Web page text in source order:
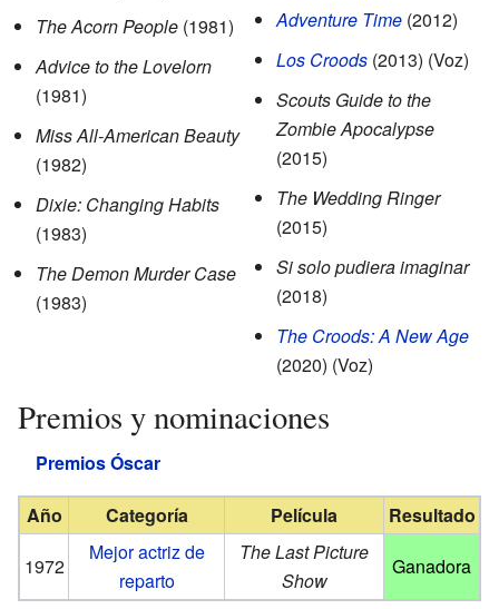
The Acorn People (1981)
Advice to the Lovelorn
(1981)
Miss All-American Beauty
(1982)
Dixie: Changing Habits
(1983)
The Demon Murder Case
(1983)
Adventure Time (2012)
Los Croods (2013) (Voz)
Scouts Guide to the
Zombie Apocalypse
(2015)
The Wedding Ringer
(2015)
Si solo pudiera imaginar
(2018)
The Croods: A New Age
(2020) (Voz)
Premios y nominaciones
Premios Óscar
Año Categoría Película
Resultado
1972
Mejor actriz de
reparto
The Last Picture
Show
Ganadora